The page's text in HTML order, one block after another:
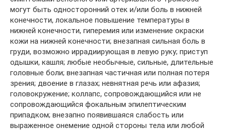
могут быть односторонний отек и/или боль в нижней
конечности, локальное повышение температуры в
нижней конечности, гиперемия или изменение окраски
кожи на нижней конечности; внезапная сильная боль в
груди, возможно иррадиирующая в левую руку; приступ
одышки, кашля; любые необычные, сильные, длительные
головные боли; внезапная частичная или полная потеря
зрения; двоение в глазах; невнятная речь или афазия;
головокружение; коллапс, сопровождающийся или не
сопровождающийся фокальным эпилептическим
припадком; внезапно появившаяся слабость или
выраженное онемение одной стороны тела или любой